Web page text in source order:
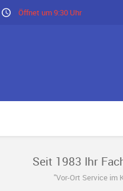
Öffnet um 9:30 Uhr
Seit 1983 Ihr
"Vor-Ort Service im